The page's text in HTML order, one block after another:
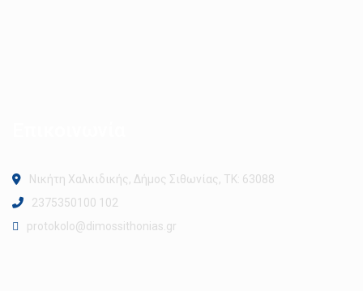
Νικήτη Χαλκιδικής, Δήμος Σιθωνίας, ΤΚ: 63088
2375350100 102
protokolo@dimossithonias.gr